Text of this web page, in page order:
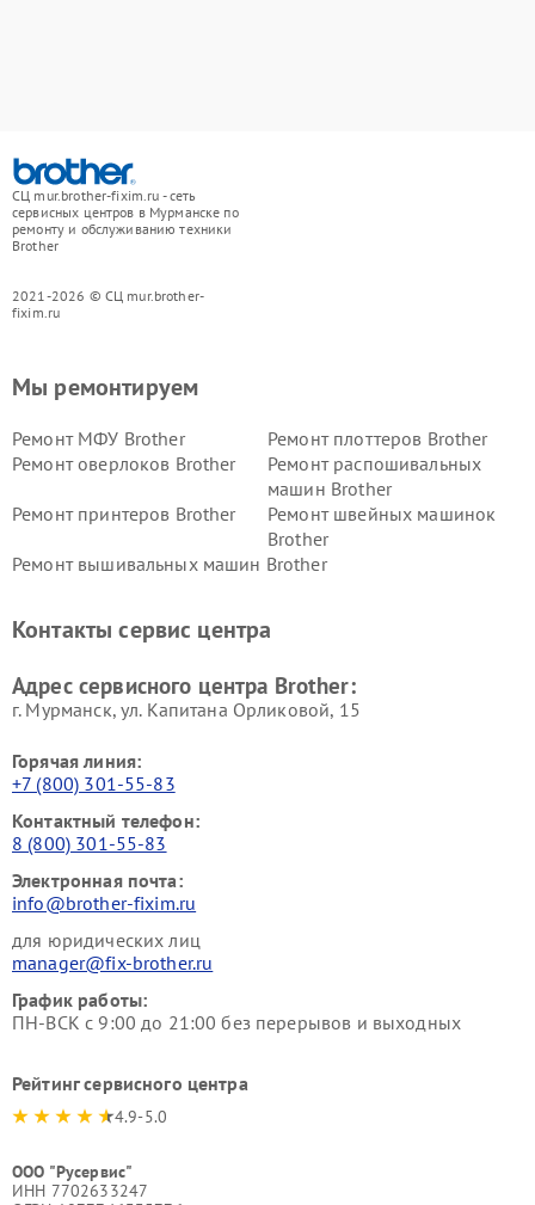
СЦ mur.brother-fixim.ru - сеть
сервисных центров в Мурманске по
ремонту и обслуживанию техники
Brother
2021-2026 © СЦ mur.brother-
fixim.ru
Мы ремонтируем
Ремонт МФУ Brother
Ремонт плоттеров Brother
Ремонт оверлоков Brother
Ремонт распошивальных
машин Brother
Ремонт принтеров Brother
Ремонт швейных машинок
Brother
Ремонт вышивальных машин Brother
Контакты сервис центра
Адрес сервисного центра Brother:
г. Мурманск, ул. Капитана Орликовой, 15
Горячая линия:
+7 (800) 301-55-83
Контактный телефон:
8 (800) 301-55-83
Электронная почта:
info@brother-fixim.ru
для юридических лиц
manager@fix-brother.ru
График работы:
ПН-ВСК с 9:00 до 21:00 без перерывов и выходных
Рейтинг сервисного центра
4.9-5.0
ООО "Русервис"
ИНН 7702633247